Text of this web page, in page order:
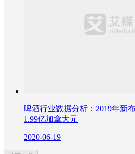
啤酒行业数据分析：2019年新
1.99亿加拿大元
2020-06-19